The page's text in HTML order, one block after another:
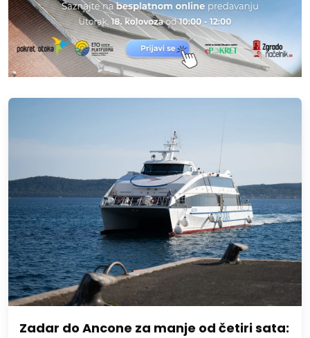
Zadar do Ancone za manje od četiri sata: